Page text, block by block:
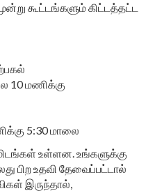
கூட்டங்களும் கிட்டத்தட்ட
10 மணிக்கு
5:30 மாலை
உள்ளன. உங்களுக்கு
பிற உதவி தேவைப்பட்டால்
இருந்தால்,